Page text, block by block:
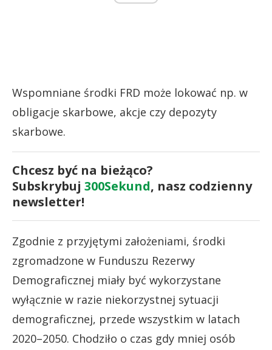
Wspomniane środki FRD może lokować np. w
obligacje skarbowe, akcje czy depozyty
skarbowe.
Chcesz być na bieżąco?
Subskrybuj 300Sekund, nasz codzienny
newsletter!
Zgodnie z przyjętymi założeniami, środki
zgromadzone w Funduszu Rezerwy
Demograficznej miały być wykorzystane
wyłącznie w razie niekorzystnej sytuacji
demograficznej, przede wszystkim w latach
2020–2050. Chodziło o czas gdy mniej osób